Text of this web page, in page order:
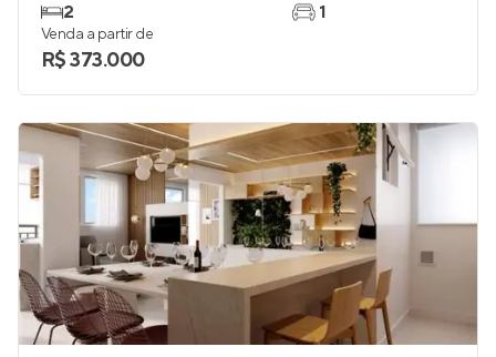
2
1
Venda a partir de
R$ 373.000